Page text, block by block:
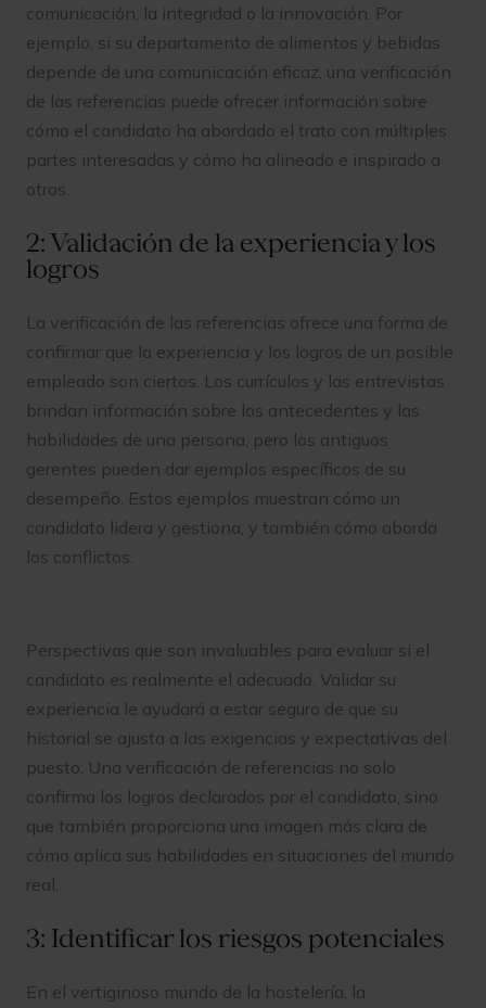
comunicación, la integridad o la innovación. Por
ejemplo, si su departamento de alimentos y bebidas
depende de una comunicación eficaz, una verificación
de las referencias puede ofrecer información sobre
cómo el candidato ha abordado el trato con múltiples
partes interesadas y cómo ha alineado e inspirado a
otros.
2: Validación de la experiencia y los
logros
La verificación de las referencias ofrece una forma de
confirmar que la experiencia y los logros de un posible
empleado son ciertos. Los currículos y las entrevistas
brindan información sobre los antecedentes y las
habilidades de una persona, pero los antiguos
gerentes pueden dar ejemplos específicos de su
desempeño. Estos ejemplos muestran cómo un
candidato lidera y gestiona, y también cómo aborda
los conflictos.
Perspectivas que son invaluables para evaluar si el
candidato es realmente el adecuado. Validar su
experiencia le ayudará a estar seguro de que su
historial se ajusta a las exigencias y expectativas del
puesto. Una verificación de referencias no solo
confirma los logros declarados por el candidato, sino
que también proporciona una imagen más clara de
cómo aplica sus habilidades en situaciones del mundo
real.
3: Identificar los riesgos potenciales
En el vertiginoso mundo de la hostelería, la